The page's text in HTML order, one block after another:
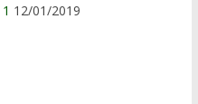
12/01/2019